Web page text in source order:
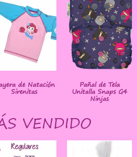
de Natación
Sirenitas
Pañal de Tela
Unitalla Snaps G4
Ninjas
VENDIDO